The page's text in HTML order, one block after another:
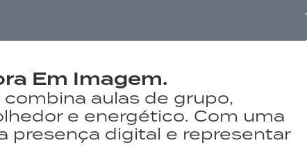
Em Imagem.
aulas de grupo,
e energético. Com uma
presença digital e representar